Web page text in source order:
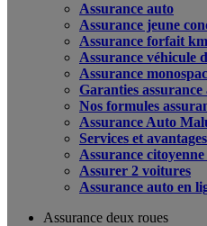
Assurance auto
Assurance jeune
Assurance forfait km
Assurance véhicule
Assurance
Garanties assurance
Nos formules
Assurance Auto
Services et
Assurance
Assurer 2 voitures
Assurance auto en
Assurance deux roues